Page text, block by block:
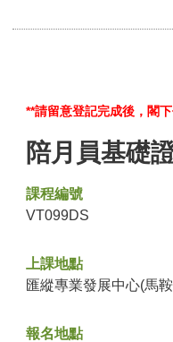
**請留意登記完成後，閣
陪月員基礎
課程編號
VT099DS
上課地點
匯縱專業發展中心(馬
報名地點